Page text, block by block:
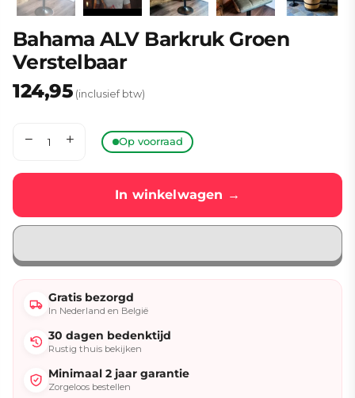
Bahama ALV Barkruk Groen
Verstelbaar
Normale
124,95 (inclusief btw)
Op voorraad
In winkelwagen →
Gratis bezorgd
In Nederland en België
30 dagen bedenktijd
Rustig thuis bekijken
Minimaal 2 jaar garantie
Zorgeloos bestellen